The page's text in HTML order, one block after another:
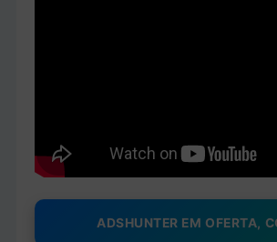
ADSHUNTER EM OFERTA,